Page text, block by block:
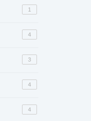
1
4
3
4
4